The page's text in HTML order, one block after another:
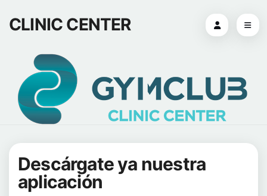
CLINIC CENTER
Descárgate ya nuestra
aplicación